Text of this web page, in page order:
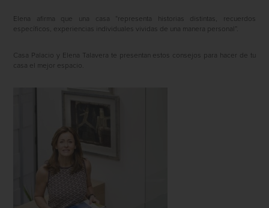
Elena afirma que una casa “representa historias distintas, recuerdos
específicos, experiencias individuales vividas de una manera personal”.
Casa Palacio y Elena Talavera te presentan estos consejos para hacer de tu
casa el mejor espacio.